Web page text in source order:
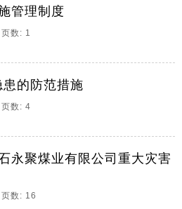
煤矿 大量降雨安全措施 根据
厅、气象信息专报，天气预报
两天的大范围降雨，特制定以
临前对矿区内防洪沟进行排
的危险性都很大，这要求我们
完善的防范措施。 1)根据不同
订针对性强的可行的安全措
2)进入现场必须戴安全帽，高
输中断的主要原因及相应解决
管理制度
数: 1
的防范措施
数: 4
永聚煤业有限公司重大灾害
数: 16